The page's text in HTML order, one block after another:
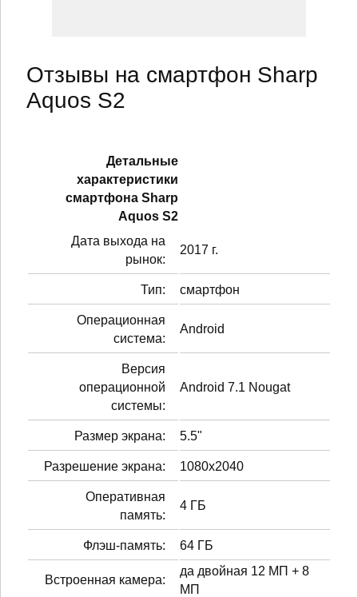
Отзывы на смартфон Sharp
Aquos S2
Детальные
характеристики
смартфонa Sharp
Aquos S2
Дата выхода на
рынок:
2017 г.
Тип: смартфон
Операционная
система:
Android
Версия
операционной
системы:
Android 7.1 Nougat
Размер экрана: 5.5"
Разрешение экрана: 1080x2040
Оперативная
память:
4 ГБ
Флэш-память: 64 ГБ
Встроенная камера:
да двойная 12 МП + 8
МП